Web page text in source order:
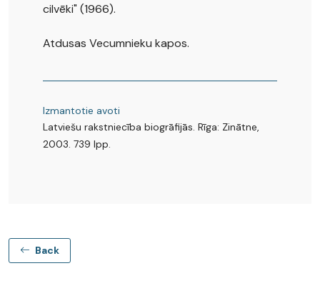
cilvēki" (1966).
Atdusas Vecumnieku kapos.
Izmantotie avoti
Latviešu rakstniecība biogrāfijās. Rīga: Zinātne,
2003. 739 lpp.
Back